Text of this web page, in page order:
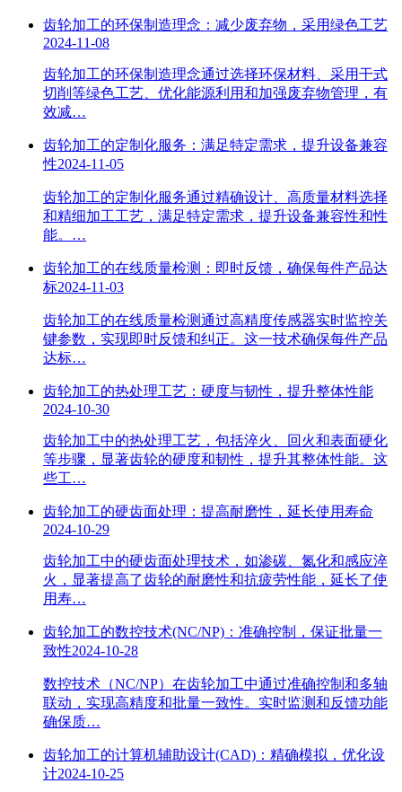
齿轮加工的环保制造理念：减少废弃物，采用绿色工艺
2024-11-08
齿轮加工的环保制造理念通过选择环保材料、采用干式
切削等绿色工艺、优化能源利用和加强废弃物管理，有
效减…
齿轮加工的定制化服务：满足特定需求，提升设备兼容
性2024-11-05
齿轮加工的定制化服务通过精确设计、高质量材料选择
和精细加工工艺，满足特定需求，提升设备兼容性和性
能。…
齿轮加工的在线质量检测：即时反馈，确保每件产品达
标2024-11-03
齿轮加工的在线质量检测通过高精度传感器实时监控关
键参数，实现即时反馈和纠正。这一技术确保每件产品
达标…
齿轮加工的热处理工艺：硬度与韧性，提升整体性能
2024-10-30
齿轮加工中的热处理工艺，包括淬火、回火和表面硬化
等步骤，显著齿轮的硬度和韧性，提升其整体性能。这
些工…
齿轮加工的硬齿面处理：提高耐磨性，延长使用寿命
2024-10-29
齿轮加工中的硬齿面处理技术，如渗碳、氮化和感应淬
火，显著提高了齿轮的耐磨性和抗疲劳性能，延长了使
用寿…
齿轮加工的数控技术(NC/NP)：准确控制，保证批量一
致性2024-10-28
数控技术（NC/NP）在齿轮加工中通过准确控制和多轴
联动，实现高精度和批量一致性。实时监测和反馈功能
确保质…
齿轮加工的计算机辅助设计(CAD)：精确模拟，优化设
计2024-10-25